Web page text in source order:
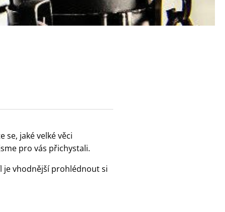
jaké velké věci
pro vás přichystali.
je vhodnější prohlédnout si